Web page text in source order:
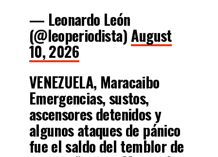
— Leonardo León
(@leoperiodista) August
10, 2026
VENEZUELA, Maracaibo
Emergencias, sustos,
ascensores detenidos y
algunos ataques de pánico
fue el saldo del temblor de